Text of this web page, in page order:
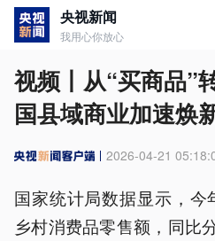
央视新闻
我用心你放心
视频丨从“买商品”
国县域商业加速焕
2026-04-21
国家统计局数据显示，今
乡村消费品零售额，同比